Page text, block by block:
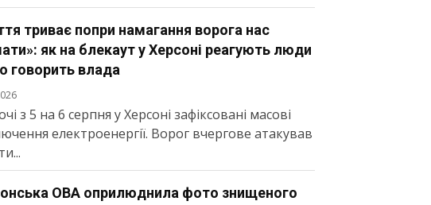
триває попри намагання ворога нас
як на блекаут у Херсоні реагують люди
говорить влада
з 5 на 6 серпня у Херсоні зафіксовані масові
електроенергії. Ворог вчергове атакував
ОВА оприлюднила фото знищеного